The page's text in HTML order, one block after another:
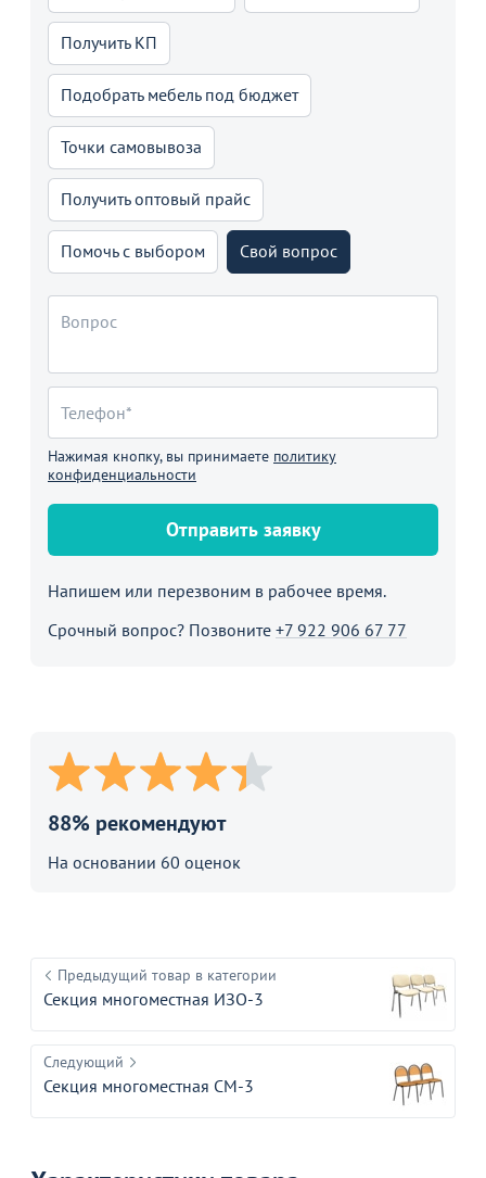
Получить КП
Подобрать мебель под бюджет
Точки самовывоза
Получить оптовый прайс
Помочь с выбором Свой вопрос
Нажимая кнопку, вы принимаете политику
конфиденциальности
Отправить заявку
Напишем или перезвоним в рабочее время.
Срочный вопрос? Позвоните +7 922 906 67 77
88% рекомендуют
На основании 60 оценок
Предыдущий товар в категории
Секция многоместная ИЗО-3
Следующий
Секция многоместная СМ-3
Секция стульев Стандарт-3
от 7 390 ₽